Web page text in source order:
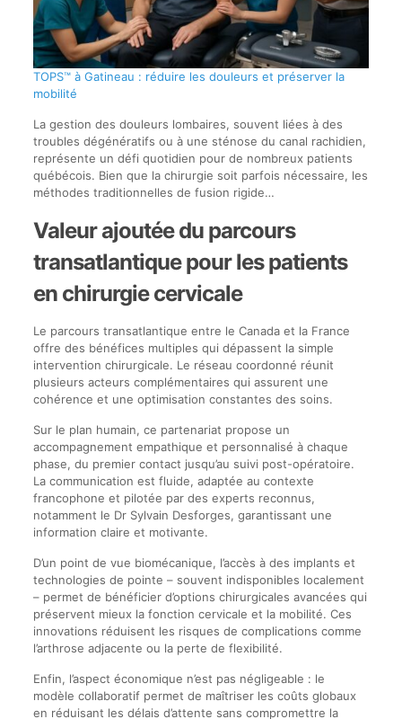
TOPS™ à Gatineau : réduire les douleurs et préserver la
mobilité
La gestion des douleurs lombaires, souvent liées à des
troubles dégénératifs ou à une sténose du canal rachidien,
représente un défi quotidien pour de nombreux patients
québécois. Bien que la chirurgie soit parfois nécessaire, les
méthodes traditionnelles de fusion rigide…
Valeur ajoutée du parcours
transatlantique pour les patients
en chirurgie cervicale
Le parcours transatlantique entre le Canada et la France
offre des bénéfices multiples qui dépassent la simple
intervention chirurgicale. Le réseau coordonné réunit
plusieurs acteurs complémentaires qui assurent une
cohérence et une optimisation constantes des soins.
Sur le plan humain, ce partenariat propose un
accompagnement empathique et personnalisé à chaque
phase, du premier contact jusqu’au suivi post-opératoire.
La communication est fluide, adaptée au contexte
francophone et pilotée par des experts reconnus,
notamment le Dr Sylvain Desforges, garantissant une
information claire et motivante.
D’un point de vue biomécanique, l’accès à des implants et
technologies de pointe – souvent indisponibles localement
– permet de bénéficier d’options chirurgicales avancées qui
préservent mieux la fonction cervicale et la mobilité. Ces
innovations réduisent les risques de complications comme
l’arthrose adjacente ou la perte de flexibilité.
Enfin, l’aspect économique n’est pas négligeable : le
modèle collaboratif permet de maîtriser les coûts globaux
en réduisant les délais d’attente sans compromettre la